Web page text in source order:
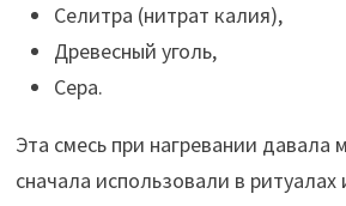
Селитра (нитрат калия),
Древесный уголь,
Сера.
Эта смесь при нагревании
сначала использовали в ритуалах